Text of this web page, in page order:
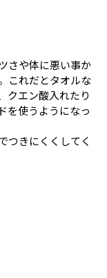
さや体に悪い事か
これだとタオルな
クエン酸入れたり
を使うようになっ
つきにくくしてく